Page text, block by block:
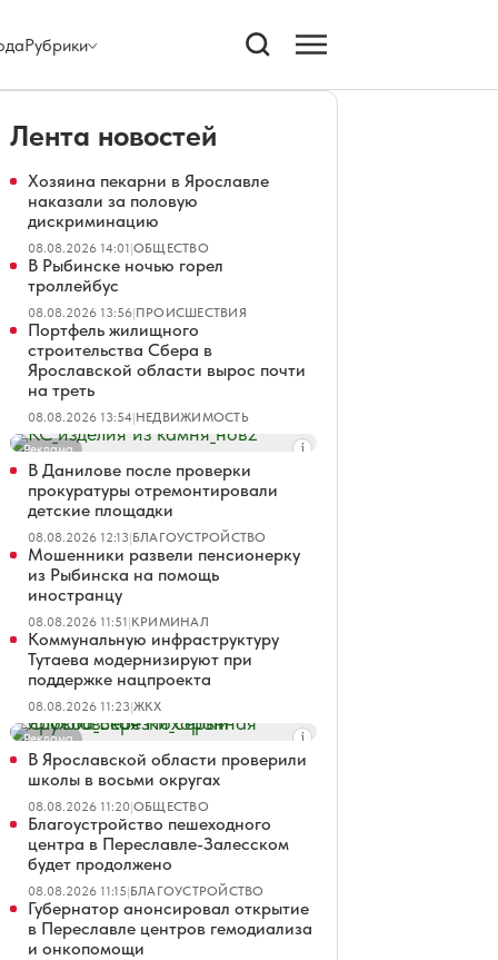
Рубрики
Лента новостей
Хозяина пекарни в Ярославле
наказали за половую
дискриминацию
08.08.2026 14:01|ОБЩЕСТВО
В Рыбинске ночью горел
троллейбус
08.08.2026 13:56|ПРОИСШЕСТВИЯ
Портфель жилищного
строительства Сбера в
Ярославской области вырос почти
на треть
08.08.2026 13:54|НЕДВИЖИМОСТЬ
Реклама
В Данилове после проверки
прокуратуры отремонтировали
детские площадки
08.08.2026 12:13|БЛАГОУСТРОЙСТВО
Мошенники развели пенсионерку
из Рыбинска на помощь
иностранцу
08.08.2026 11:51|КРИМИНАЛ
Коммунальную инфраструктуру
Тутаева модернизируют при
поддержке нацпроекта
08.08.2026 11:23|ЖКХ
Реклама
В Ярославской области проверили
школы в восьми округах
08.08.2026 11:20|ОБЩЕСТВО
Благоустройство пешеходного
центра в Переславле-Залесском
будет продолжено
08.08.2026 11:15|БЛАГОУСТРОЙСТВО
Губернатор анонсировал открытие
в Переславле центров гемодиализа
и онкопомощи